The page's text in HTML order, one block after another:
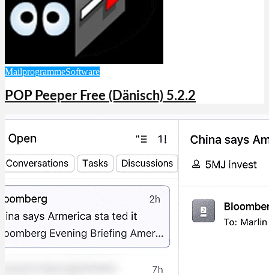
MailprogrammeSoftware
POP Peeper Free (Dänisch) 5.2.2